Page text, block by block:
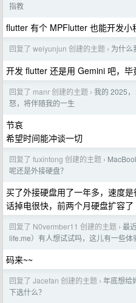
指教
flutter 有个 MPFlutter 也能开发小
回复了 weiyunjun 创建的主题 › 为什么
开发 flutter 还是用 Gemini 吧，毕
回复了 manr 创建的主题 › 我的 2025
怒，将伴随我的一生
节哀
希望时间能冲谈一切
回复了 fuxintong 创建的主题 ›
呢还是外接硬盘？
买了外接硬盘用了一年多，速度
话掉电很快，前两个月硬盘扩容
回复了 N0vermber11 创建的主题 › 最
life.me）有人想试试吗，这儿有一些体
码来~~
回复了 Jacefan 创建的主题 › 年底想给
下选什么？